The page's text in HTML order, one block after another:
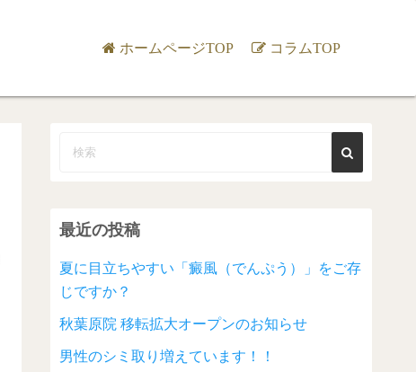
ホームページTOP コラムTOP
最近の投稿
夏に目立ちやすい「癜風（でんぷう）」をご存
じですか？
秋葉原院 移転拡大オープンのお知らせ
男性のシミ取り増えています！！